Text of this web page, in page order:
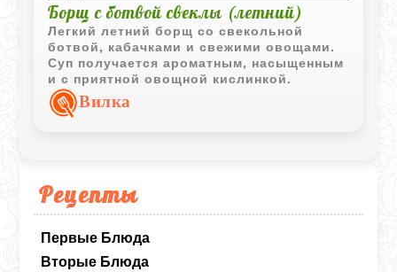
Рецепты
Первые Блюда
Вторые Блюда
Борщ с ботвой свеклы (летний)
Легкий летний борщ со свекольной
ботвой, кабачками и свежими овощами.
Суп получается ароматным, насыщенным
и с приятной овощной кислинкой.
Вилка